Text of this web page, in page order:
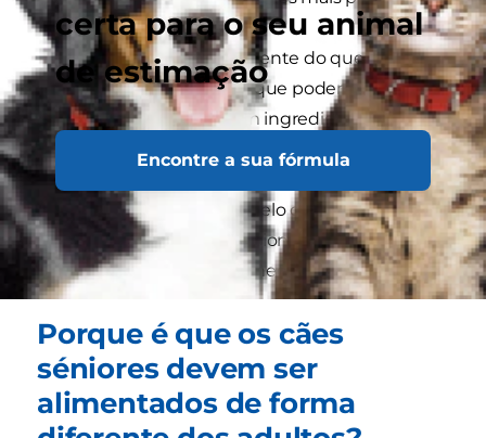
certa para o seu animal
de estimação
Encontre a sua fórmula
Stressam mais facilmente do que os cães
de raça grande, pelo que podem beneficiar
de um alimento com ingredientes naturais
que reduza a ansiedade.
Vivem mais tempo, pelo que beneficiam
de antioxidantes adicionais para combater
o desgaste e o envelhecimento celular.
Porque é que os cães
séniores devem ser
alimentados de forma